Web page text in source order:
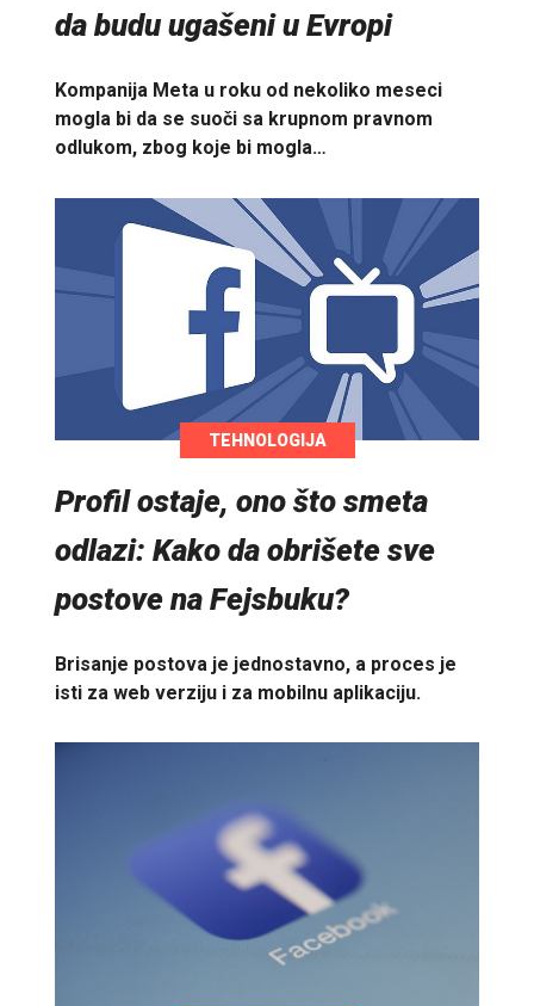
da budu ugašeni u Evropi
Kompanija Meta u roku od nekoliko meseci
mogla bi da se suoči sa krupnom pravnom
odlukom, zbog koje bi mogla…
TEHNOLOGIJA
Profil ostaje, ono što smeta
odlazi: Kako da obrišete sve
postove na Fejsbuku?
Brisanje postova je jednostavno, a proces je
isti za web verziju i za mobilnu aplikaciju.